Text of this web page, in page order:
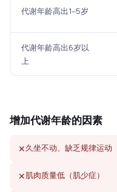
代谢年龄高出1–5岁
代谢年龄高出6岁以
上
增加代谢年龄的因素
✕久坐不动、缺乏规律运动
✕肌肉质量低（肌少症）